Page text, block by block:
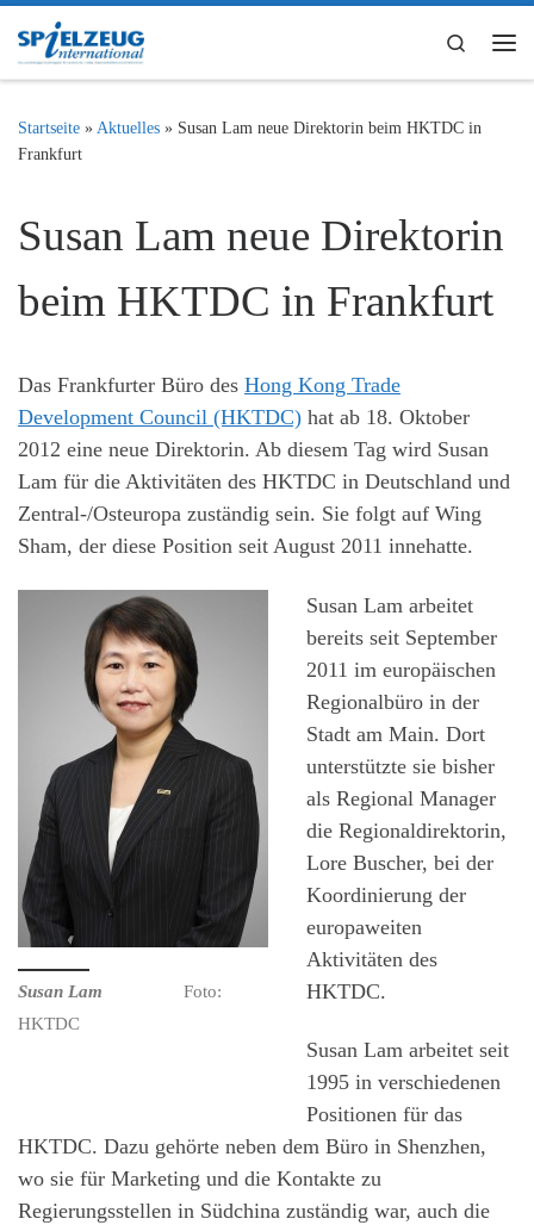
Zum Inhalt springen
Search
Startseite » Aktuelles » Susan Lam neue Direktorin beim HKTDC in
Frankfurt
Susan Lam neue Direktorin
beim HKTDC in Frankfurt
Das Frankfurter Büro des Hong Kong Trade
Development Council (HKTDC) hat ab 18. Oktober
2012 eine neue Direktorin. Ab diesem Tag wird Susan
Lam für die Aktivitäten des HKTDC in Deutschland und
Zentral-/Osteuropa zuständig sein. Sie folgt auf Wing
Sham, der diese Position seit August 2011 innehatte.
Susan Lam
Foto:
HKTDC
Susan Lam arbeitet
bereits seit September
2011 im europäischen
Regionalbüro in der
Stadt am Main. Dort
unterstützte sie bisher
als Regional Manager
die Regionaldirektorin,
Lore Buscher, bei der
Koordinierung der
europaweiten
Aktivitäten des
HKTDC.
Susan Lam arbeitet seit
1995 in verschiedenen
Positionen für das
HKTDC. Dazu gehörte neben dem Büro in Shenzhen,
wo sie für Marketing und die Kontakte zu
Regierungsstellen in Südchina zuständig war, auch die